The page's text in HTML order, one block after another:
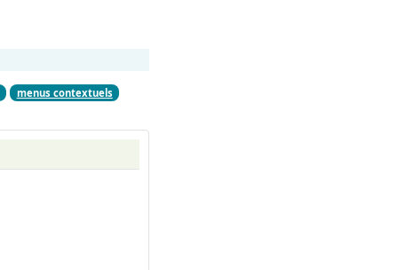
menus contextuels